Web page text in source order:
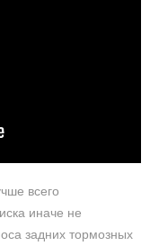
всего
иначе не
задних тормозных